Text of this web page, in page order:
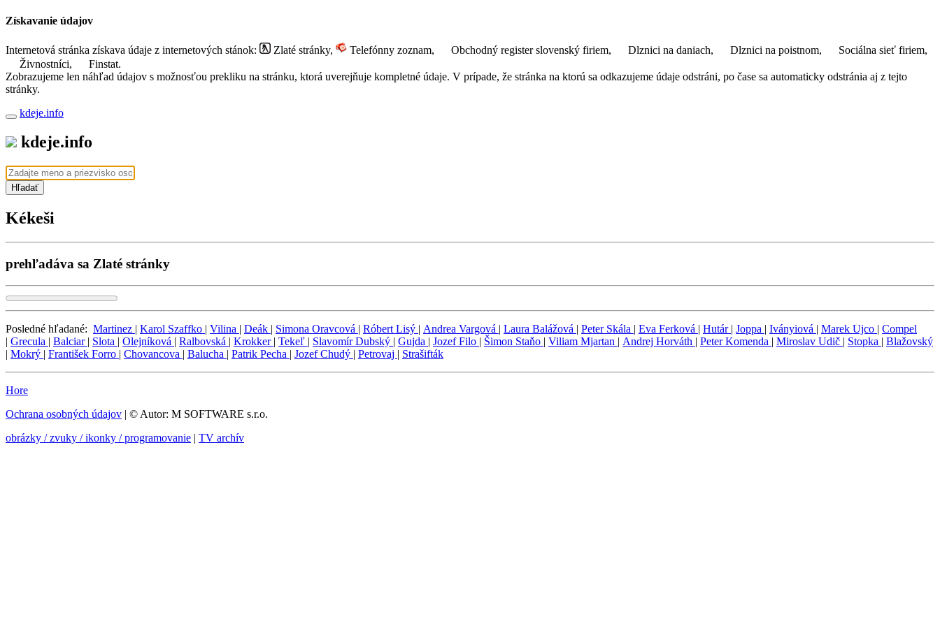
Získavanie údajov
Internetová stránka získava údaje z internetových stánok: Zlaté stránky, Telefónny zoznam, Obchodný register slovenský firiem, Dlznici na daniach, Dlznici na poistnom,
Sociálna sieť firiem,
Živnostníci,
Finstat.
Zobrazujeme len náhľad údajov s možnosťou prekliku na stránku, ktorá uverejňuje kompletné údaje. V prípade, že stránka na ktorú sa odkazujeme údaje odstráni, po čase sa automaticky odstránia aj z tejto
stránky.
kdeje.info
kdeje.info
Hľadať
Kékeši
prehľadáva sa Zlaté stránky
Posledné hľadané: Martinez | Karol Szaffko | Vilina | Deák | Simona Oravcová | Róbert Lisý | Andrea Vargová | Laura Balážová | Peter Skála | Eva Ferková | Hutár | Joppa | Iványiová | Marek Ujco | Compel
| Grecula | Balciar | Slota | Olejníková | Ralbovská | Krokker | Tekeľ | Slavomír Dubský | Gujda | Jozef Filo | Šimon Staňo | Viliam Mjartan | Andrej Horváth | Peter Komenda | Miroslav Udič | Stopka | Blažovský
| Mokrý | František Forro | Chovancova | Balucha | Patrik Pecha | Jozef Chudý | Petrovaj | Strašifták
Hore
Ochrana osobných údajov | © Autor: M SOFTWARE s.r.o.
obrázky / zvuky / ikonky / programovanie | TV archív